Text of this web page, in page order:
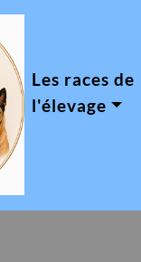
Les races de
l'élevage